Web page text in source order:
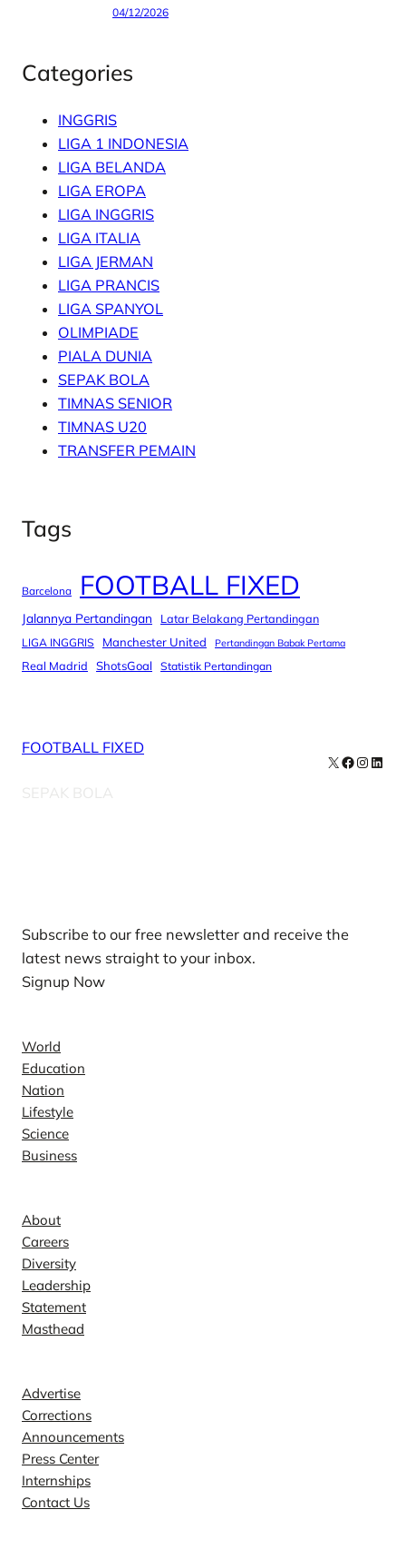
04/12/2026
Categories
INGGRIS
LIGA 1 INDONESIA
LIGA BELANDA
LIGA EROPA
LIGA INGGRIS
LIGA ITALIA
LIGA JERMAN
LIGA PRANCIS
LIGA SPANYOL
OLIMPIADE
PIALA DUNIA
SEPAK BOLA
TIMNAS SENIOR
TIMNAS U20
TRANSFER PEMAIN
Tags
Barcelona FOOTBALL FIXED
Jalannya Pertandingan Latar Belakang Pertandingan
LIGA INGGRIS Manchester United Pertandingan Babak Pertama
Real Madrid ShotsGoal Statistik Pertandingan
FOOTBALL FIXED
SEPAK BOLA
X Facebook
Subscribe to our free newsletter and receive the
latest news straight to your inbox.
Signup Now
World
Education
Nation
Lifestyle
Science
Business
About
Careers
Diversity
Leadership
Statement
Masthead
Advertise
Corrections
Announcements
Press Center
Internships
Contact Us